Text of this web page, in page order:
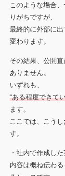
このような場合
りがちですが、
最終的に外部に
変わります。
その結果、公開
ありません。
いずれも、
“ある程度できて
ます。
ここでは、こう
す。
・社内で作成し
内容は概ね伝わ